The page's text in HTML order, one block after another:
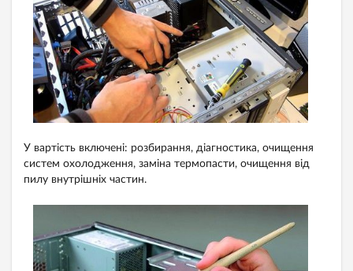
У вартість включені: розбирання, діагностика, очищення
систем охолодження, заміна термопасти, очищення від
пилу внутрішніх частин.